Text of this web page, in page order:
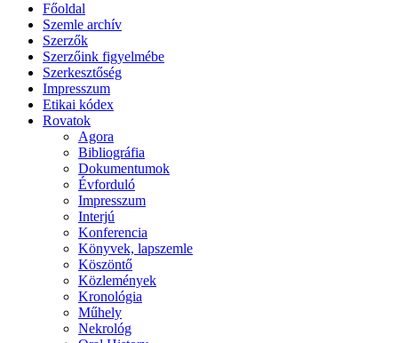
Főoldal
Szemle archív
Szerzők
Szerzőink figyelmébe
Szerkesztőség
Impresszum
Etikai kódex
Rovatok
Agora
Bibliográfia
Dokumentumok
Évforduló
Impresszum
Interjú
Konferencia
Könyvek, lapszemle
Köszöntő
Közlemények
Kronológia
Műhely
Nekrológ